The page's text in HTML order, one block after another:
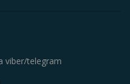
viber/telegram